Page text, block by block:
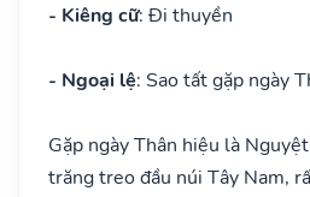
- Kiêng cữ: Đi thuyền
- Ngoại lệ: Sao tất gặp ngày
Gặp ngày Thân hiệu là
trăng treo đầu núi Tây Nam,